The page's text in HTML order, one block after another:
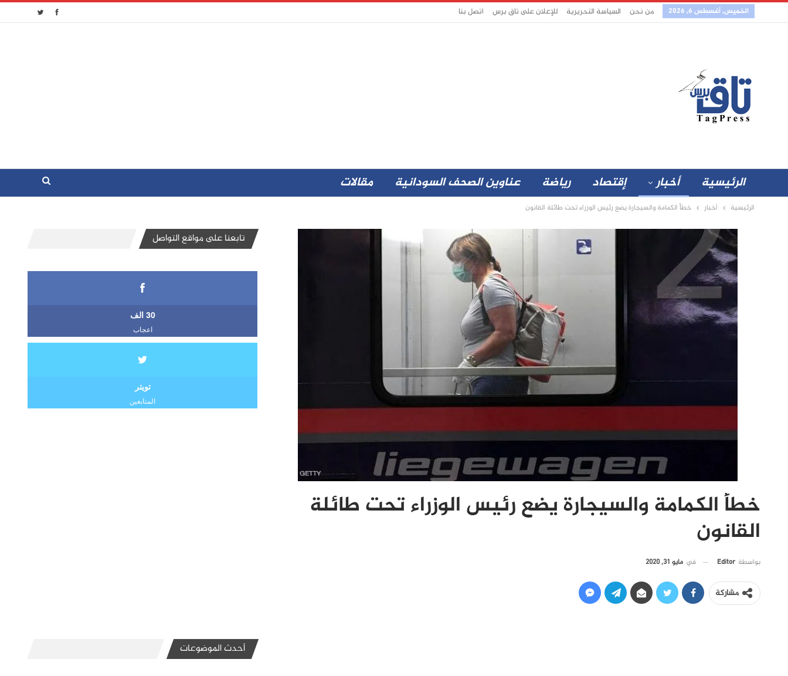
الخميس, أغسطس 6, 2026 من نحن السياسة التحريرية للإعلان على تاق برس اتصل بنا
الرئيسية أخبار إقتصاد رياضة عناوين الصحف السودانية مقالات
الرئيسية أخبار خطأ الكمامة والسيجارة يضع رئيس الوزراء تحت طائلة القانون
خطأ الكمامة والسيجارة يضع رئيس الوزراء تحت طائلة
القانون
بواسطة Editor في مايو 31, 2020
مشاركة
تابعنا على مواقع التواصل
30 الف
اعجاب
تويتر
المتابعين
أحدث الموضوعات